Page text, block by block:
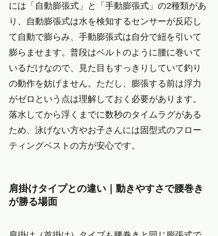
には「自動膨張式」と「手動膨張式」の2種類があ
り、自動膨張式は水を検知するセンサーが反応し
て自動で膨らみ、手動膨張式は自分で紐を引いて
膨らませます。普段はベルトのように腰に巻いて
いるだけなので、見た目もすっきりしていて釣り
の動作を妨げません。ただし、膨張する前は浮力
がゼロという点は理解しておく必要があります。
落水してから浮くまでに数秒のタイムラグがある
ため、泳げない方やお子さんには固型式のフロー
ティングベストの方が安心です。
肩掛けタイプとの違い｜動きやすさで腰巻き
が勝る場面